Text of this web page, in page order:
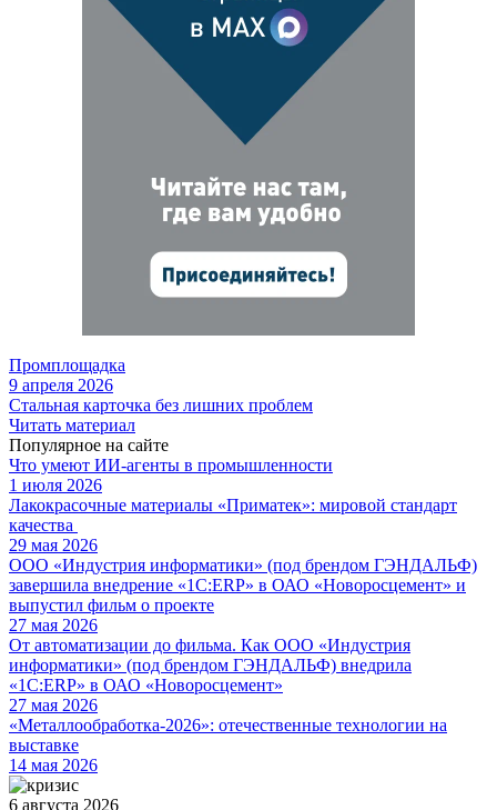
Промплощадка
9 апреля 2026
Стальная карточка без лишних проблем
Читать материал
Популярное на сайте
Что умеют ИИ-агенты в промышленности
1 июля 2026
Лакокрасочные материалы «Приматек»: мировой стандарт
качества
29 мая 2026
ООО «Индустрия информатики» (под брендом ГЭНДАЛЬФ)
завершила внедрение «1С:ERP» в ОАО «Новоросцемент» и
выпустил фильм о проекте
27 мая 2026
От автоматизации до фильма. Как ООО «Индустрия
информатики» (под брендом ГЭНДАЛЬФ) внедрила
«1С:ERP» в ОАО «Новоросцемент»
27 мая 2026
«Металлообработка-2026»: отечественные технологии на
выставке
14 мая 2026
6 августа 2026